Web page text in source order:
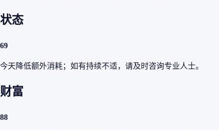
状态
69
今天降低额外消耗；如有持续不适，请及时咨询专业人士。
财富
88